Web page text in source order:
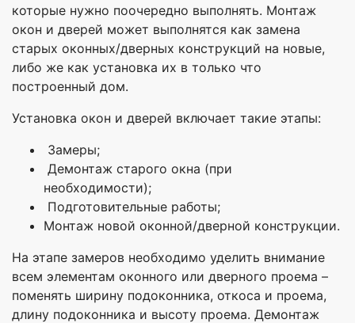
которые нужно поочередно выполнять. Монтаж
окон и дверей может выполнятся как замена
старых оконных/дверных конструкций на новые,
либо же как установка их в только что
построенный дом.
Установка окон и дверей включает такие этапы:
Замеры;
Демонтаж старого окна (при
необходимости);
Подготовительные работы;
Монтаж новой оконной/дверной конструкции.
На этапе замеров необходимо уделить внимание
всем элементам оконного или дверного проема –
поменять ширину подоконника, откоса и проема,
длину подоконника и высоту проема. Демонтаж